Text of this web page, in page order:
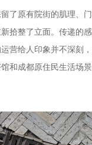
了原有院街的肌理、
拾整了立面。传递的
营给人印象并不深刻
和成都原住民生活场景